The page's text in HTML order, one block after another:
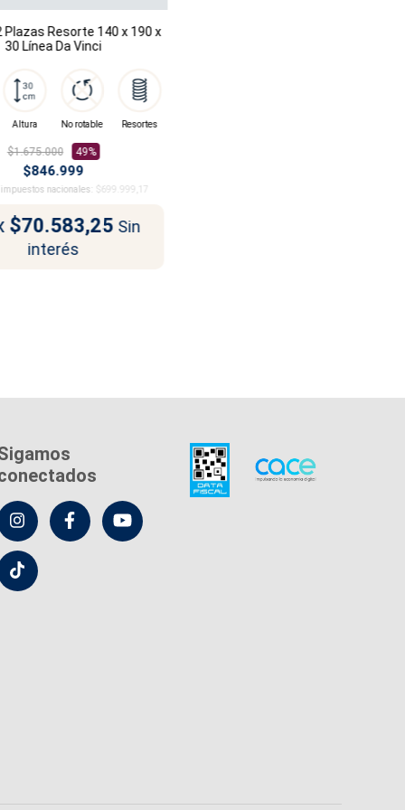
Plazas Resorte 140 x 190 x
30 Línea Da Vinci
Altura No rotable Resortes
$1.675.000 49%
$846.999
nacionales: $699.999,17
$70.583,25 Sin
interés